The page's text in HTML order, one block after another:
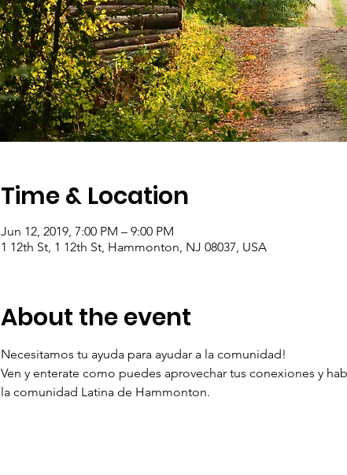
Time & Location
Jun 12, 2019, 7:00 PM – 9:00 PM
1 12th St, 1 12th St, Hammonton, NJ 08037, USA
About the event
Necesitamos tu ayuda para ayudar a la comunidad!
Ven y enterate como puedes aprovechar tus conexiones y
la comunidad Latina de Hammonton.